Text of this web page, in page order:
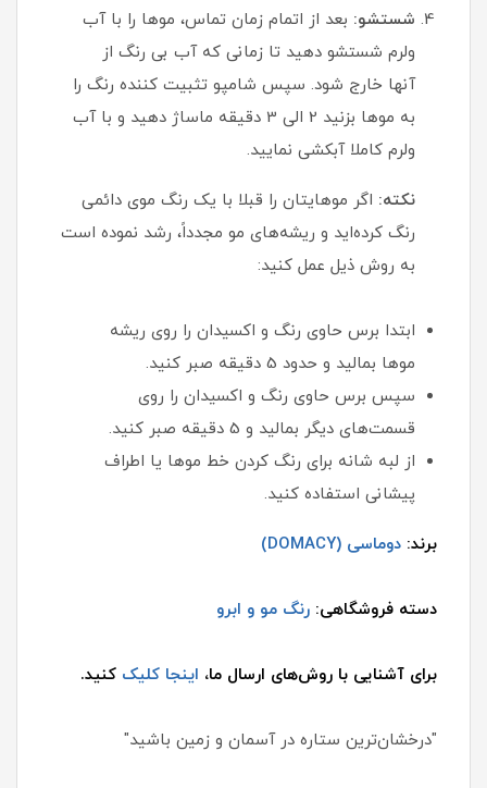
شستشو: بعد از اتمام زمان تماس، موها را با آب
ولرم شستشو دهید تا زمانی که آب بی رنگ از
آنها خارج شود. سپس شامپو تثبیت کننده رنگ را
به موها بزنید 2 الی 3 دقیقه ماساژ دهید و با آب
ولرم کاملا آبکشی نمایید.
نکته: اگر موهایتان را قبلا با یک رنگ موی دائمی
رنگ کرده‌‌اید و ریشه‌های مو مجدداً، رشد نموده است
به روش ذیل عمل کنید:
ابتدا برس حاوی رنگ و اکسیدان را روی ریشه
موها بمالید و حدود 5 دقیقه صبر کنید.
سپس برس حاوی رنگ و اکسیدان را روی
قسمت‌های دیگر بمالید و 5 دقیقه صبر کنید.
از لبه شانه برای رنگ کردن خط موها یا اطراف
پیشانی استفاده کنید.
برند: دوماسی (DOMACY)
دسته فروشگاهی: رنگ مو و ابرو
برای آشنایی با روش‌های ارسال ما، اینجا کلیک کنید.
"درخشان‌ترین ستاره در آسمان و زمین باشید"